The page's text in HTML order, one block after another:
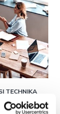
TECHNIKA